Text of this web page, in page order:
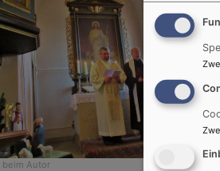
beim Autor